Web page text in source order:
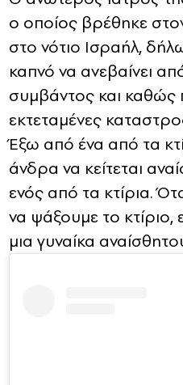
ο οποίος βρέθηκε
στο νότιο Ισραήλ,
καπνό να ανεβαίνει
συμβάντος και καθώς
εκτεταμένες
Έξω από ένα από τα
άνδρα να κείτεται
ενός από τα κτίρια.
να ψάξουμε το κτίριο,
μια γυναίκα